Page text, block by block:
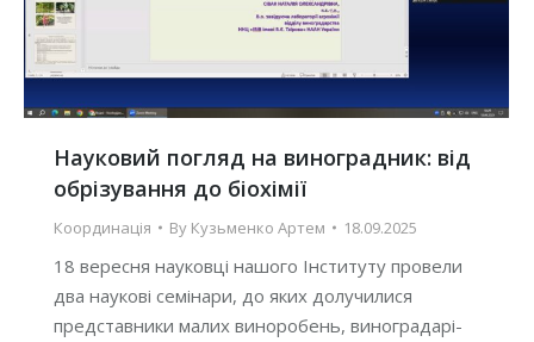
Науковий погляд на виноградник: від
обрізування до біохімії
Координація By Кузьменко Артем 18.09.2025
18 вересня науковці нашого Інституту провели
два наукові семінари, до яких долучилися
представники малих виноробень, виноградарі-